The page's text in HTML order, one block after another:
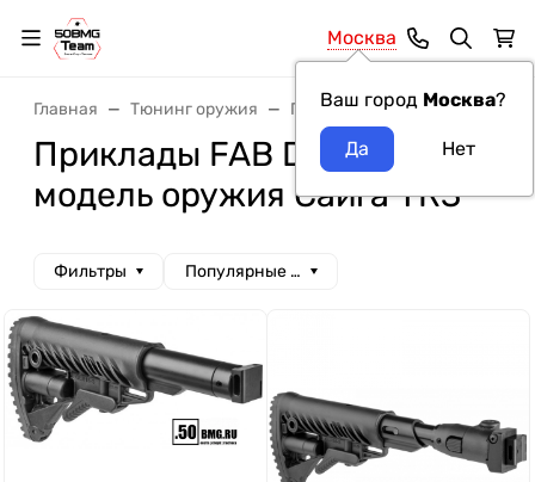
Москва
Ваш город Москва?
Главная Тюнинг оружия Приклады Приклады FAB
Приклады FAB Defense
модель оружия Сайга TR3
Фильтры Популярные сначала